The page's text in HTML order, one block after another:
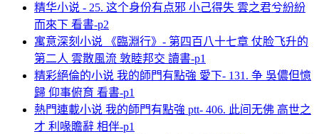
精华小说 - 25. 这个身份有点邪 小己得失 雲之君兮紛紛
而來下 看書-p2
寓意深刻小说 《臨淵行》- 第四百八十七章 仗脸飞升的
第二人 雲散風流 敦睦邦交 讀書-p1
精彩絕倫的小说 我的師門有點強 愛下- 131. 争 吳儂但憶
歸 仰事俯育 看書-p1
熱門連載小说 我的師門有點強 ptt- 406. 此间无佛 高世之
才 利喙贍辭 相伴-p1